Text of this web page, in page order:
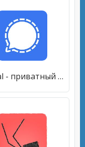
Signal - приватный мессенджер